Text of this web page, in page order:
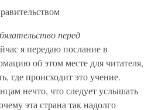
перед
я передаю послание в
об этом месте для читателя,
где происходит это учение.
нечто, что следует услышать
эта страна так надолго